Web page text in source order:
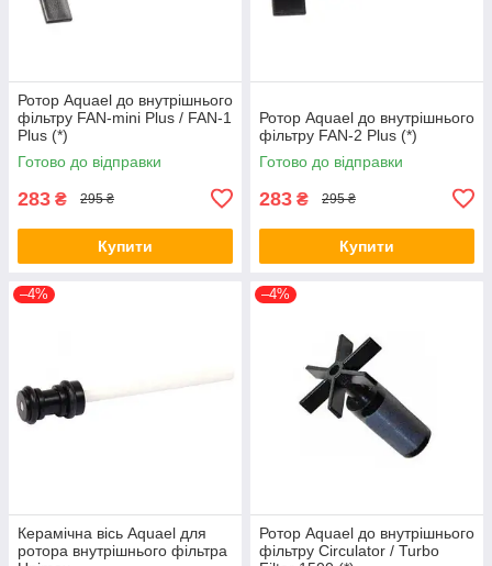
Ротор Aquael до внутрішнього
фільтру FAN-mini Plus / FAN-1
Plus (*)
Готово до відправки
283 ₴ 295 ₴
Купити
Ротор Aquael до внутрішнього
фільтру FAN-2 Plus (*)
Готово до відправки
283 ₴ 295 ₴
Купити
–4%
Керамічна вісь Aquael для
ротора внутрішнього фільтра
–4%
Ротор Aquael до внутрішнього
фільтру Circulator / Turbo